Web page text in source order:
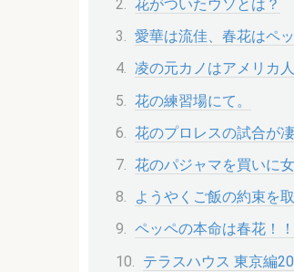
花がついたウソとは？
愛華は流佳、春花はペ
凌の元カノはアメリカ
花の練習場にて。
花のプロレスの試合が
花のパジャマを買いに
ようやくご飯の約束を
ペッペの本命は春花！！
テラスハウス 東京編